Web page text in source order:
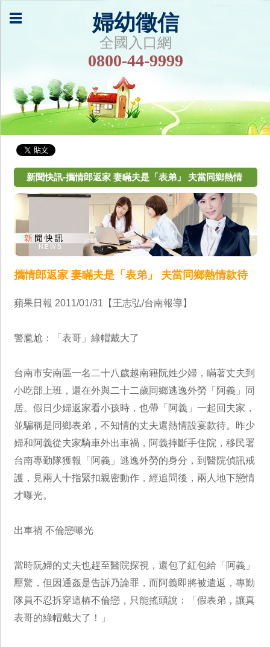
婦幼徵信
全國入口網
0800-44-9999
新聞快訊-攜情郎返家 妻瞞夫是「表弟」 夫當同鄉熱情
款待
攜情郎返家 妻瞞夫是「表弟」 夫當同鄉熱情款待
蘋果日報 2011/01/31【王志弘/台南報導】
警尷尬：「表哥」綠帽戴大了
台南市安南區一名二十八歲越南籍阮姓少婦，瞞著丈夫到
小吃部上班，還在外與二十二歲同鄉逃逸外勞「阿義」同
居。假日少婦返家看小孩時，也帶「阿義」一起回夫家，
並騙稱是同鄉表弟，不知情的丈夫還熱情設宴款待。昨少
婦和阿義從夫家騎車外出車禍，阿義摔斷手住院，移民署
台南專勤隊獲報「阿義」逃逸外勞的身分，到醫院偵訊戒
護，見兩人十指緊扣親密動作，經追問後，兩人地下戀情
才曝光。
出車禍 不倫戀曝光
當時阮婦的丈夫也趕至醫院探視，還包了紅包給「阿義」
壓驚，但因通姦是告訴乃論罪，而阿義即將被遣返，專勤
隊員不忍拆穿這樁不倫戀，只能搖頭說：「假表弟，讓真
表哥的綠帽戴大了！」